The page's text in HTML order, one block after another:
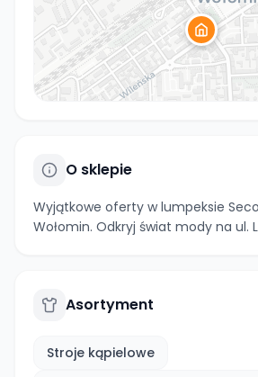
O sklepie
Wyjątkowe oferty w lumpeksie
Wołomin. Odkryj świat mody na ul.
Asortyment
Stroje kąpielowe